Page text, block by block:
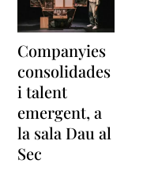
Companyies
consolidades
i talent
emergent, a
la sala Dau al
Sec